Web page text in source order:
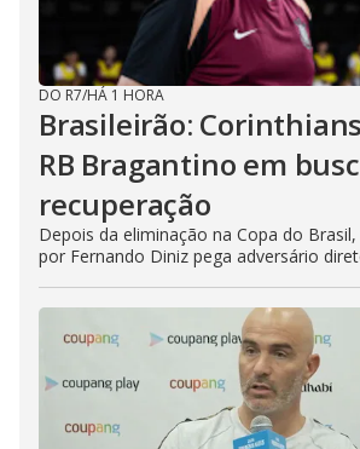
DO R7/HÁ 1 HORA
Brasileirão:
RB Bragantino em
recuperação
Depois da eliminação na Copa do
por Fernando Diniz pega adversário